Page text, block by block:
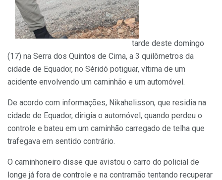
tarde deste domingo
(17) na Serra dos Quintos de Cima, a 3 quilômetros da
cidade de Equador, no Séridó potiguar, vítima de um
acidente envolvendo um caminhão e um automóvel.
De acordo com informações, Nikahelisson, que residia na
cidade de Equador, dirigia o automóvel, quando perdeu o
controle e bateu em um caminhão carregado de telha que
trafegava em sentido contrário.
O caminhoneiro disse que avistou o carro do policial de
longe já fora de controle e na contramão tentando recuperar